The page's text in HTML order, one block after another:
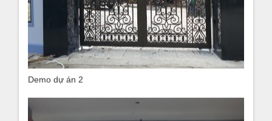
Demo dự án 2